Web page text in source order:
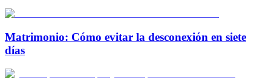
Matrimonio: Cómo evitar la desconexión en siete
días